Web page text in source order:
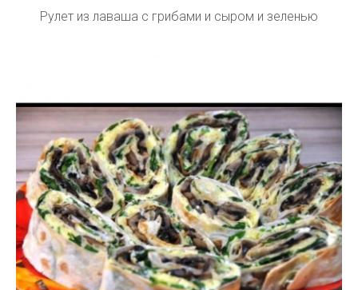
Рулет из лаваша с грибами и сыром и зеленью